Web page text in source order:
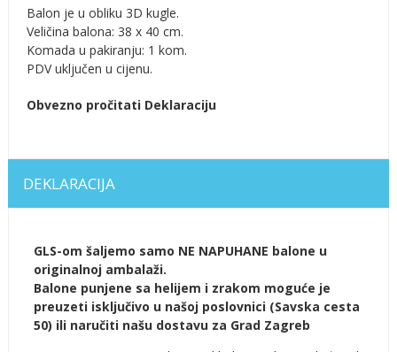
Balon je u obliku 3D kugle.
Veličina balona: 38 x 40 cm.
Komada u pakiranju: 1 kom.
PDV uključen u cijenu.
Obvezno pročitati Deklaraciju
DEKLARACIJA
GLS-om šaljemo samo NE NAPUHANE balone u
originalnoj ambalaži.
Balone punjene sa helijem i zrakom moguće je
preuzeti isključivo u našoj poslovnici (Savska cesta
50) ili naručiti našu dostavu za Grad Zagreb